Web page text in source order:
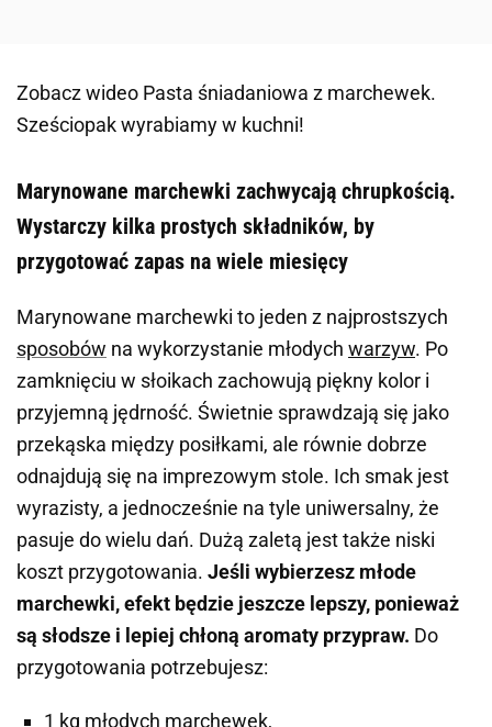
Zobacz wideo Pasta śniadaniowa z marchewek.
Sześciopak wyrabiamy w kuchni!
Marynowane marchewki zachwycają chrupkością.
Wystarczy kilka prostych składników, by
przygotować zapas na wiele miesięcy
Marynowane marchewki to jeden z najprostszych
sposobów na wykorzystanie młodych warzyw. Po
zamknięciu w słoikach zachowują piękny kolor i
przyjemną jędrność. Świetnie sprawdzają się jako
przekąska między posiłkami, ale równie dobrze
odnajdują się na imprezowym stole. Ich smak jest
wyrazisty, a jednocześnie na tyle uniwersalny, że
pasuje do wielu dań. Dużą zaletą jest także niski
koszt przygotowania. Jeśli wybierzesz młode
marchewki, efekt będzie jeszcze lepszy, ponieważ
są słodsze i lepiej chłoną aromaty przypraw. Do
przygotowania potrzebujesz:
1 kg młodych marchewek,